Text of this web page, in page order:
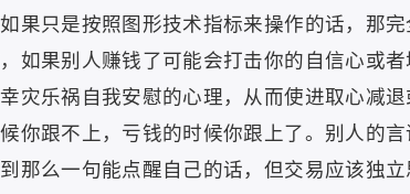
果只是按照图形技术指标来操作的话，那
如果别人赚钱了可能会打击你的自信心或
灾乐祸自我安慰的心理，从而使进取心减
你跟不上，亏钱的时候你跟上了。别人的
那么一句能点醒自己的话，但交易应该独立